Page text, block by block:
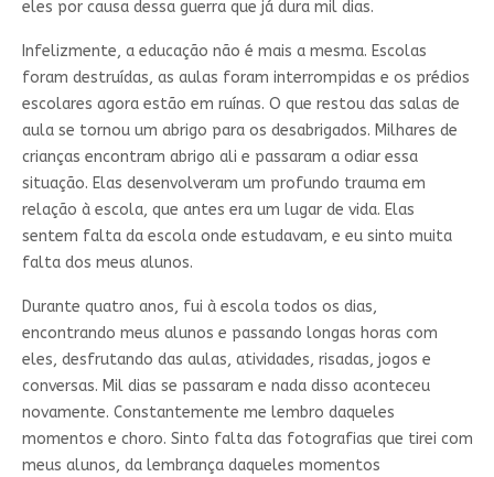
eles por causa dessa guerra que já dura mil dias.
Infelizmente, a educação não é mais a mesma. Escolas
foram destruídas, as aulas foram interrompidas e os prédios
escolares agora estão em ruínas. O que restou das salas de
aula se tornou um abrigo para os desabrigados. Milhares de
crianças encontram abrigo ali e passaram a odiar essa
situação. Elas desenvolveram um profundo trauma em
relação à escola, que antes era um lugar de vida. Elas
sentem falta da escola onde estudavam, e eu sinto muita
falta dos meus alunos.
Durante quatro anos, fui à escola todos os dias,
encontrando meus alunos e passando longas horas com
eles, desfrutando das aulas, atividades, risadas, jogos e
conversas. Mil dias se passaram e nada disso aconteceu
novamente. Constantemente me lembro daqueles
momentos e choro. Sinto falta das fotografias que tirei com
meus alunos, da lembrança daqueles momentos